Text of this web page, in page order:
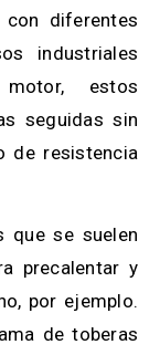
con diferentes
industriales
estos
seguidas sin
de resistencia
que se suelen
precalentar y
por ejemplo.
de toberas